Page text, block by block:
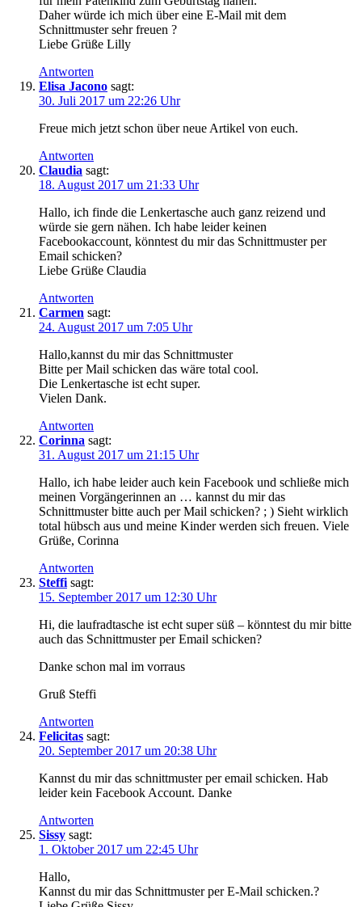
Daher würde ich mich über eine E-Mail mit dem
Schnittmuster sehr freuen ?
Liebe Grüße Lilly
Antworten
Elisa Jacono sagt:
30. Juli 2017 um 22:26 Uhr
Freue mich jetzt schon über neue Artikel von euch.
Antworten
Claudia sagt:
18. August 2017 um 21:33 Uhr
Hallo, ich finde die Lenkertasche auch ganz reizend und
würde sie gern nähen. Ich habe leider keinen
Facebookaccount, könntest du mir das Schnittmuster per
Email schicken?
Liebe Grüße Claudia
Antworten
Carmen sagt:
24. August 2017 um 7:05 Uhr
Hallo,kannst du mir das Schnittmuster
Bitte per Mail schicken das wäre total cool.
Die Lenkertasche ist echt super.
Vielen Dank.
Antworten
Corinna sagt:
31. August 2017 um 21:15 Uhr
Hallo, ich habe leider auch kein Facebook und schließe mich
meinen Vorgängerinnen an … kannst du mir das
Schnittmuster bitte auch per Mail schicken? ; ) Sieht wirklich
total hübsch aus und meine Kinder werden sich freuen. Viele
Grüße, Corinna
Antworten
Steffi sagt:
15. September 2017 um 12:30 Uhr
Hi, die laufradtasche ist echt super süß – könntest du mir bitte
auch das Schnittmuster per Email schicken?
Danke schon mal im vorraus
Gruß Steffi
Antworten
Felicitas sagt:
20. September 2017 um 20:38 Uhr
Kannst du mir das schnittmuster per email schicken. Hab
leider kein Facebook Account. Danke
Antworten
Sissy sagt:
1. Oktober 2017 um 22:45 Uhr
Hallo,
Kannst du mir das Schnittmuster per E-Mail schicken.?